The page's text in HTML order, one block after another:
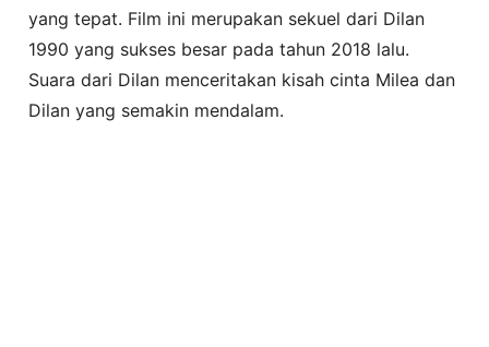
yang tepat. Film ini merupakan sekuel dari Dilan
1990 yang sukses besar pada tahun 2018 lalu.
Suara dari Dilan menceritakan kisah cinta Milea dan
Dilan yang semakin mendalam.